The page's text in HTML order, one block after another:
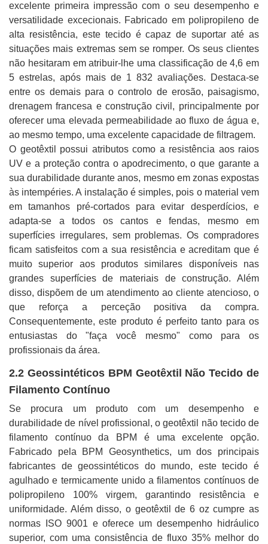
excelente primeira impressão com o seu desempenho e
versatilidade excecionais. Fabricado em polipropileno de
alta resistência, este tecido é capaz de suportar até as
situações mais extremas sem se romper. Os seus clientes
não hesitaram em atribuir-lhe uma classificação de 4,6 em
5 estrelas, após mais de 1 832 avaliações. Destaca-se
entre os demais para o controlo de erosão, paisagismo,
drenagem francesa e construção civil, principalmente por
oferecer uma elevada permeabilidade ao fluxo de água e,
ao mesmo tempo, uma excelente capacidade de filtragem.
O geotêxtil possui atributos como a resistência aos raios
UV e a proteção contra o apodrecimento, o que garante a
sua durabilidade durante anos, mesmo em zonas expostas
às intempéries. A instalação é simples, pois o material vem
em tamanhos pré-cortados para evitar desperdícios, e
adapta-se a todos os cantos e fendas, mesmo em
superfícies irregulares, sem problemas. Os compradores
ficam satisfeitos com a sua resistência e acreditam que é
muito superior aos produtos similares disponíveis nas
grandes superfícies de materiais de construção. Além
disso, dispõem de um atendimento ao cliente atencioso, o
que reforça a perceção positiva da compra.
Consequentemente, este produto é perfeito tanto para os
entusiastas do "faça você mesmo" como para os
profissionais da área.
2.2 Geossintéticos BPM Geotêxtil Não Tecido de
Filamento Contínuo
Se procura um produto com um desempenho e
durabilidade de nível profissional, o geotêxtil não tecido de
filamento contínuo da BPM é uma excelente opção.
Fabricado pela BPM Geosynthetics, um dos principais
fabricantes de geossintéticos do mundo, este tecido é
agulhado e termicamente unido a filamentos contínuos de
polipropileno 100% virgem, garantindo resistência e
uniformidade. Além disso, o geotêxtil de 6 oz cumpre as
normas ISO 9001 e oferece um desempenho hidráulico
superior, com uma consistência de fluxo 35% melhor do